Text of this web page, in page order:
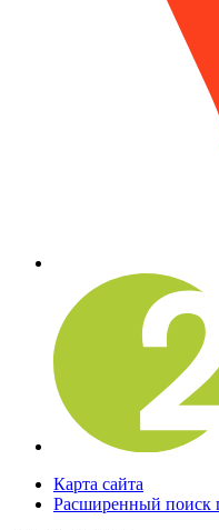
Карта сайта
Расширенный поиск